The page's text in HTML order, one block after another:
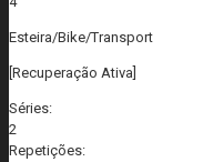
Esteira/Bike/Transport
[Recuperação Ativa]
Séries:
2
Repetições: